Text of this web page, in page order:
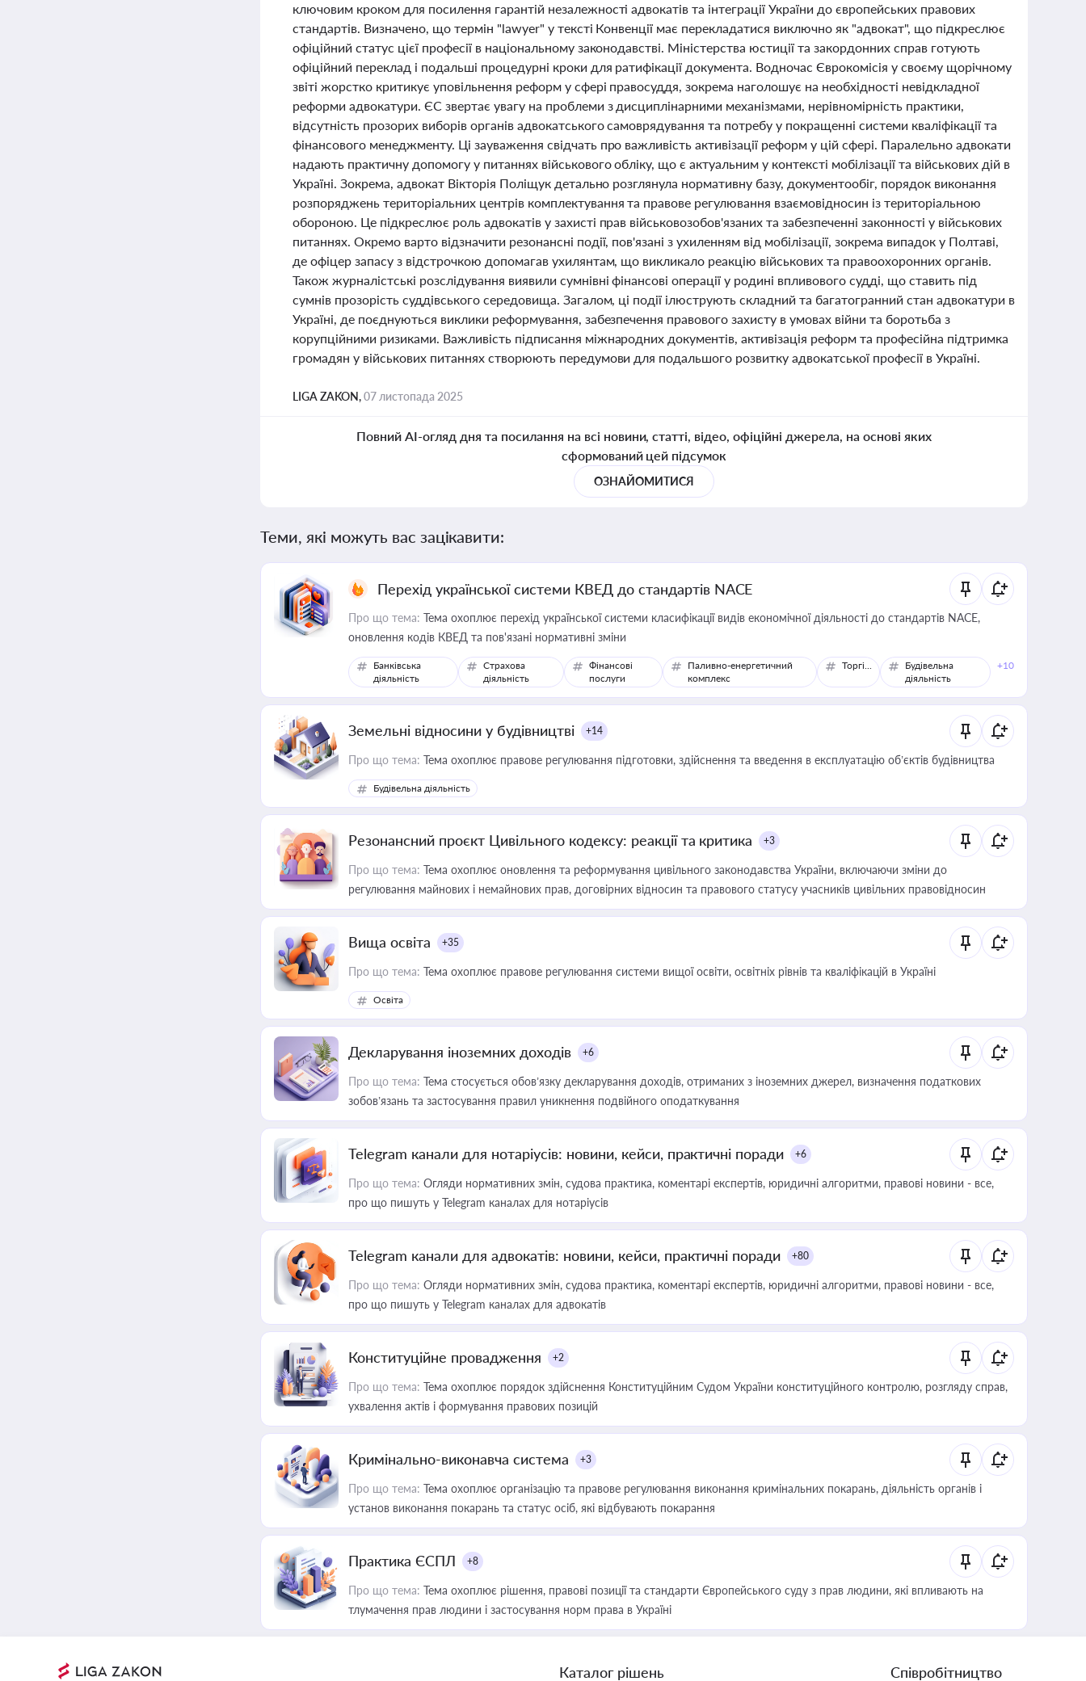
ключовим кроком для посилення гарантій незалежності адвокатів та інтеграції України до європейських правових
стандартів. Визначено, що термін "lawyer" у тексті Конвенції має перекладатися виключно як "адвокат", що підкреслює
офіційний статус цієї професії в національному законодавстві. Міністерства юстиції та закордонних справ готують
офіційний переклад і подальші процедурні кроки для ратифікації документа. Водночас Єврокомісія у своєму щорічному
звіті жорстко критикує уповільнення реформ у сфері правосуддя, зокрема наголошує на необхідності невідкладної
реформи адвокатури. ЄС звертає увагу на проблеми з дисциплінарними механізмами, нерівномірність практики,
відсутність прозорих виборів органів адвокатського самоврядування та потребу у покращенні системи кваліфікації та
фінансового менеджменту. Ці зауваження свідчать про важливість активізації реформ у цій сфері. Паралельно адвокати
надають практичну допомогу у питаннях військового обліку, що є актуальним у контексті мобілізації та військових дій в
Україні. Зокрема, адвокат Вікторія Поліщук детально розглянула нормативну базу, документообіг, порядок виконання
розпоряджень територіальних центрів комплектування та правове регулювання взаємовідносин із територіальною
обороною. Це підкреслює роль адвокатів у захисті прав військовозобов'язаних та забезпеченні законності у військових
питаннях. Окремо варто відзначити резонансні події, пов'язані з ухиленням від мобілізації, зокрема випадок у Полтаві,
де офіцер запасу з відстрочкою допомагав ухилянтам, що викликало реакцію військових та правоохоронних органів.
Також журналістські розслідування виявили сумнівні фінансові операції у родині впливового судді, що ставить під
сумнів прозорість суддівського середовища. Загалом, ці події ілюструють складний та багатогранний стан адвокатури в
Україні, де поєднуються виклики реформування, забезпечення правового захисту в умовах війни та боротьба з
корупційними ризиками. Важливість підписання міжнародних документів, активізація реформ та професійна підтримка
громадян у військових питаннях створюють передумови для подальшого розвитку адвокатської професії в Україні.
LIGA ZAKON,07 листопада 2025
Повний AI-огляд дня та посилання на всі новини, статті, відео, офіційні джерела, на основі яких
сформований цей підсумок
ОЗНАЙОМИТИСЯ
Теми, які можуть вас зацікавити:
Перехід української системи КВЕД до стандартів NACE
Про що тема: Тема охоплює перехід української системи класифікації видів економічної діяльності до стандартів NACE,
оновлення кодів КВЕД та пов'язані нормативні зміни
Банківська
діяльність
Страхова
діяльність
Фінансові
послуги
Паливно-енергетичний
комплекс
Торгівля
Будівельна
діяльність
+10
Земельні відносини у будівництві +14
Про що тема: Тема охоплює правове регулювання підготовки, здійснення та введення в експлуатацію об’єктів будівництва
Будівельна діяльність
Резонансний проєкт Цивільного кодексу: реакції та критика +3
Про що тема: Тема охоплює оновлення та реформування цивільного законодавства України, включаючи зміни до
регулювання майнових і немайнових прав, договірних відносин та правового статусу учасників цивільних правовідносин
Вища освіта +35
Про що тема: Тема охоплює правове регулювання системи вищої освіти, освітніх рівнів та кваліфікацій в Україні
Освіта
Декларування іноземних доходів +6
Про що тема: Тема стосується обов’язку декларування доходів, отриманих з іноземних джерел, визначення податкових
зобов’язань та застосування правил уникнення подвійного оподаткування
Telegram канали для нотаріусів: новини, кейси, практичні поради +6
Про що тема: Огляди нормативних змін, судова практика, коментарі експертів, юридичні алгоритми, правові новини - все,
про що пишуть у Telegram каналах для нотаріусів
Telegram канали для адвокатів: новини, кейси, практичні поради +80
Про що тема: Огляди нормативних змін, судова практика, коментарі експертів, юридичні алгоритми, правові новини - все,
про що пишуть у Telegram каналах для адвокатів
Конституційне провадження +2
Про що тема: Тема охоплює порядок здійснення Конституційним Судом України конституційного контролю, розгляду справ,
ухвалення актів і формування правових позицій
Кримінально-виконавча система +3
Про що тема: Тема охоплює організацію та правове регулювання виконання кримінальних покарань, діяльність органів і
установ виконання покарань та статус осіб, які відбувають покарання
Практика ЄСПЛ +8
Про що тема: Тема охоплює рішення, правові позиції та стандарти Європейського суду з прав людини, які впливають на
тлумачення прав людини і застосування норм права в Україні
Каталог рішень Співробітництво